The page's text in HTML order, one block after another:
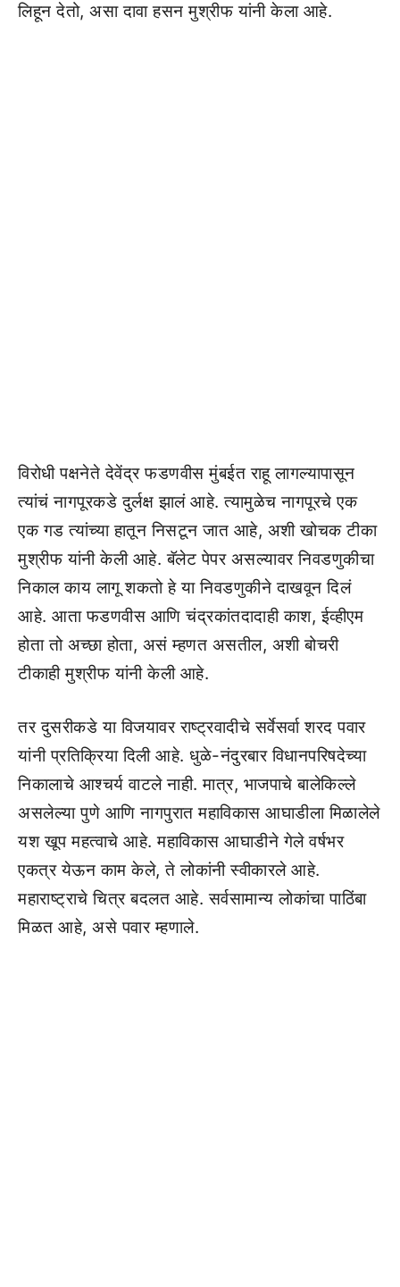
लिहून देतो, असा दावा हसन मुश्रीफ यांनी केला आहे.
विरोधी पक्षनेते देवेंद्र फडणवीस मुंबईत राहू लागल्यापासून
त्यांचं नागपूरकडे दुर्लक्ष झालं आहे. त्यामुळेच नागपूरचे एक
एक गड त्यांच्या हातून निसटून जात आहे, अशी खोचक टीका
मुश्रीफ यांनी केली आहे. बॅलेट पेपर असल्यावर निवडणुकीचा
निकाल काय लागू शकतो हे या निवडणुकीने दाखवून दिलं
आहे. आता फडणवीस आणि चंद्रकांतदादाही काश, ईव्हीएम
होता तो अच्छा होता, असं म्हणत असतील, अशी बोचरी
टीकाही मुश्रीफ यांनी केली आहे.
तर दुसरीकडे या विजयावर राष्ट्रवादीचे सर्वेसर्वा शरद पवार
यांनी प्रतिक्रिया दिली आहे. धुळे-नंदुरबार विधानपरिषदेच्या
निकालाचे आश्चर्य वाटले नाही. मात्र, भाजपाचे बालेकिल्ले
असलेल्या पुणे आणि नागपुरात महाविकास आघाडीला मिळालेले
यश खूप महत्वाचे आहे. महाविकास आघाडीने गेले वर्षभर
एकत्र येऊन काम केले, ते लोकांनी स्वीकारले आहे.
महाराष्ट्राचे चित्र बदलत आहे. सर्वसामान्य लोकांचा पाठिंबा
मिळत आहे, असे पवार म्हणाले.